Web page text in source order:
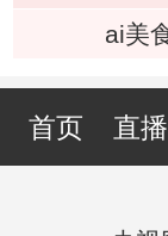
ai美
首页 直播